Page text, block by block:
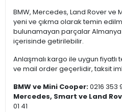
BMW, Mercedes, Land Rover ve
yeni ve çıkma olarak temin
bulunamayan parçalar Almanya
içerisinde getirilebilir.
Anlaşmalı kargo ile uygun fiyatlı
ve mail order geçerlidir, taksit
BMW ve Mini Cooper:0216 353
Mercedes, Smart ve Land
01 41